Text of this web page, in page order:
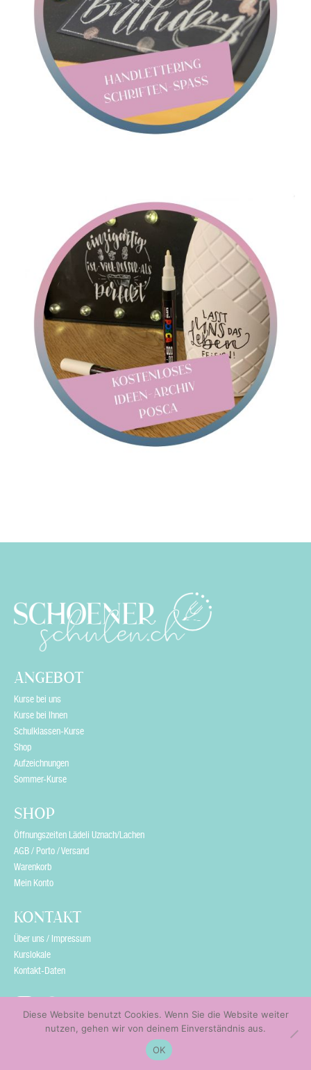
ANGEBOT
Kurse bei uns
Kurse bei Ihnen
Schulklassen-Kurse
Shop
Aufzeichnungen
Sommer-Kurse
SHOP
Öffnungszeiten Lädeli Uznach/Lachen
AGB / Porto / Versand
Warenkorb
Mein Konto
KONTAKT
Über uns / Impressum
Kurslokale
Kontakt-Daten
Diese Website benutzt Cookies. Wenn Sie die Website weiter
nutzen, gehen wir von deinem Einverständnis aus.
OK